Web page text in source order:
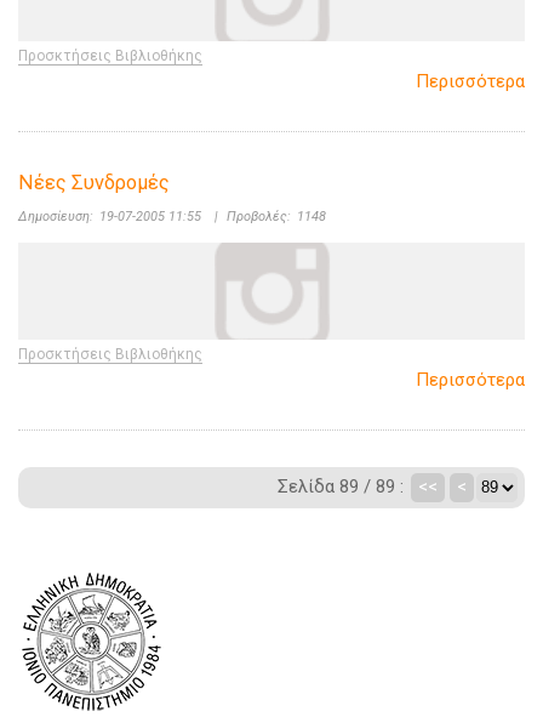
Προσκτήσεις Βιβλιοθήκης
Περισσότερα
Νέες Συνδρομές
Δημοσίευση: 19-07-2005 11:55 | Προβολές: 1148
Προσκτήσεις Βιβλιοθήκης
Περισσότερα
Σελίδα 89 / 89 : << <